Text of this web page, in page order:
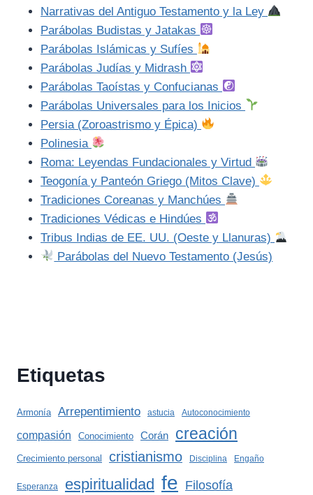
Narrativas del Antiguo Testamento y la Ley
Parábolas Budistas y Jatakas
Parábolas Islámicas y Sufíes
Parábolas Judías y Midrash
Parábolas Taoístas y Confucianas
Parábolas Universales para los Inicios
Persia (Zoroastrismo y Épica)
Polinesia
Roma: Leyendas Fundacionales y Virtud
Teogonía y Panteón Griego (Mitos Clave)
Tradiciones Coreanas y Manchúes
Tradiciones Védicas e Hindúes
Tribus Indias de EE. UU. (Oeste y Llanuras)
Parábolas del Nuevo Testamento (Jesús)
Etiquetas
Armonía Arrepentimiento astucia Autoconocimiento
compasión Conocimiento Corán creación
Crecimiento personal cristianismo Disciplina Engaño
Esperanza espiritualidad fe Filosofía